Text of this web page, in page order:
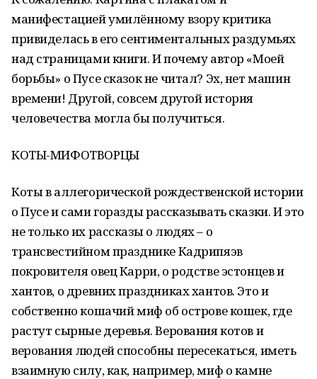
манифестацией умилённому взору критика
привиделась в его сентиментальных раздумьях
над страницами книги. И почему автор «Моей
борьбы» о Пусе сказок не читал? Эх, нет машин
времени! Другой, совсем другой история
человечества могла бы получиться.
КОТЫ-МИФОТВОРЦЫ
Коты в аллегорической рождественской истории
о Пусе и сами горазды рассказывать сказки. И это
не только их рассказы о людях – о
трансвестийном празднике Кадрипяэв
покровителя овец Карри, о родстве эстонцев и
хантов, о древних праздниках хантов. Это и
собственно кошачий миф об острове кошек, где
растут сырные деревья. Верования котов и
верования людей способны пересекаться, иметь
взаимную силу, как, например, миф о камне